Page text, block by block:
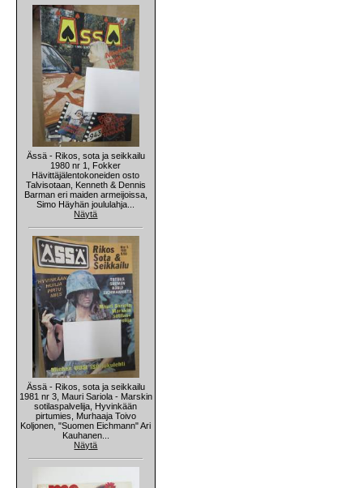
Ässä - Rikos, sota ja seikkailu
1980 nr 1, Fokker
Hävittäjälentokoneiden osto
Talvisotaan, Kenneth & Dennis
Barman eri maiden armeijoissa,
Simo Häyhän joululahja...
Näytä
Ässä - Rikos, sota ja seikkailu
1981 nr 3, Mauri Sariola - Marskin
sotilaspalvelija, Hyvinkään
pirtumies, Murhaaja Toivo
Koljonen, "Suomen Eichmann" Ari
Kauhanen...
Näytä